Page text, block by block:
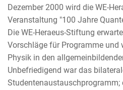
Dezember 2000 wird die WE-
Veranstaltung "100 Jahre
Die WE-Heraeus-Stiftung
Vorschläge für Programme
Physik in den
Unbefriedigend war das